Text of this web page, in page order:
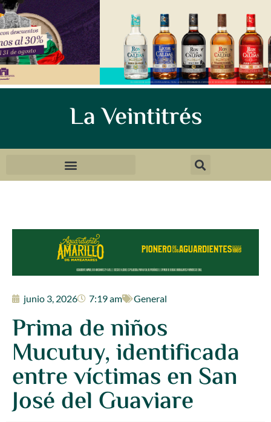
La Veintitrés
junio 3, 2026 7:19 am General
Prima de niños
Mucutuy, identificada
entre víctimas en San
José del Guaviare